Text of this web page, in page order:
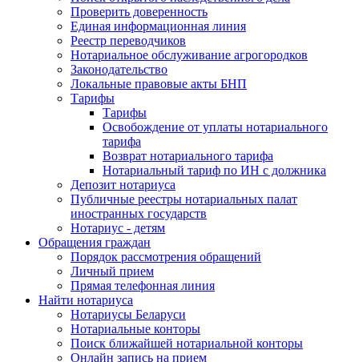
Проверить доверенность
Единая информационная линия
Реестр переводчиков
Нотариальное обслуживание агрогородков
Законодательство
Локальные правовые акты БНП
Тарифы
Тарифы
Освобождение от уплаты нотариального
тарифа
Возврат нотариального тарифа
Нотариальный тариф по ИН с должника
Депозит нотариуса
Публичные реестры нотариальных палат
иностранных государств
Нотариус - детям
Обращения граждан
Порядок рассмотрения обращений
Личный прием
Прямая телефонная линия
Найти нотариуса
Нотариусы Беларуси
Нотариальные конторы
Поиск ближайшей нотариальной конторы
Онлайн запись на прием